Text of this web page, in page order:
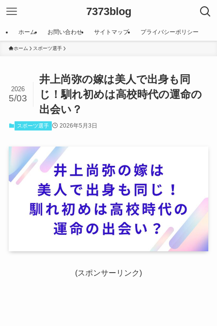
7373blog
ホーム お問い合わせ サイトマップ プライバシーポリシー
ホーム スポーツ選手
井上尚弥の嫁は美人で出身も同
じ！馴れ初めは高校時代の運命の
出会い？
2026
5/03
スポーツ選手 2026年5月3日
(スポンサーリンク)